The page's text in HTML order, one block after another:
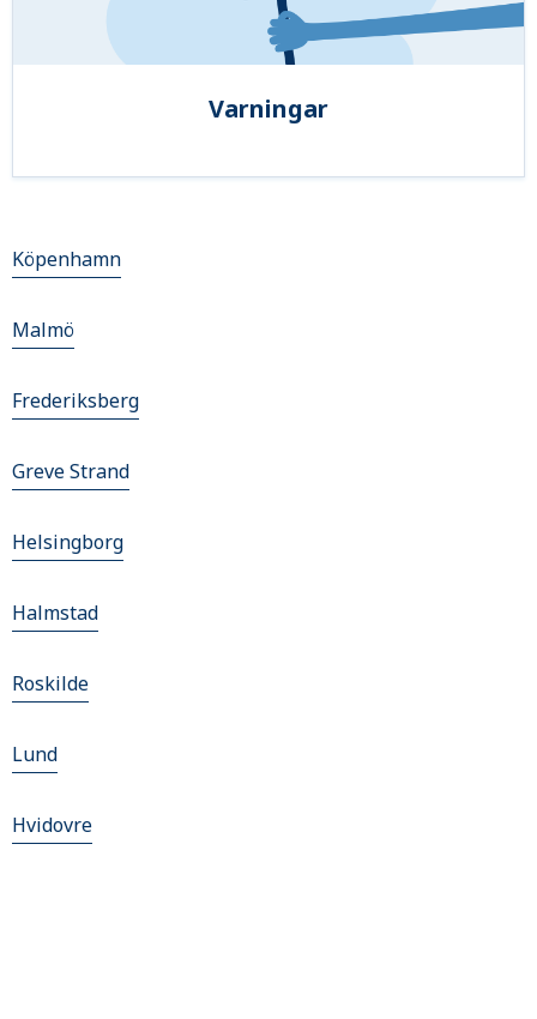
Varningar
Köpenhamn
Malmö
Frederiksberg
Greve Strand
Helsingborg
Halmstad
Roskilde
Lund
Hvidovre